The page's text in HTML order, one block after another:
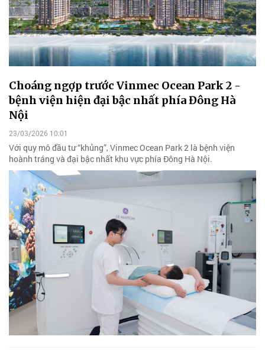
Choáng ngợp trước Vinmec Ocean Park 2 -
bệnh viện hiện đại bậc nhất phía Đông Hà
Nội
23/03/2026 10:01
Với quy mô đầu tư “khủng”, Vinmec Ocean Park 2 là bệnh viện
hoành tráng và đại bậc nhất khu vực phía Đông Hà Nội.